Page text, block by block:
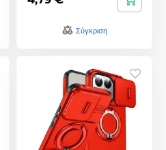
Σύγκριση